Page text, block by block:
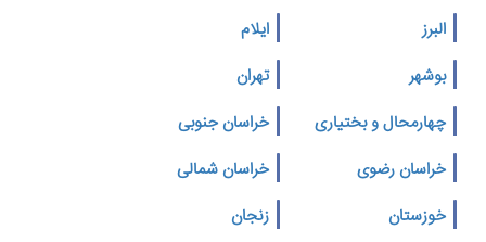
البرز
ایلام
بوشهر
تهران
چهارمحال و بختیاری
خراسان جنوبی
خراسان رضوی
خراسان شمالی
خوزستان
زنجان